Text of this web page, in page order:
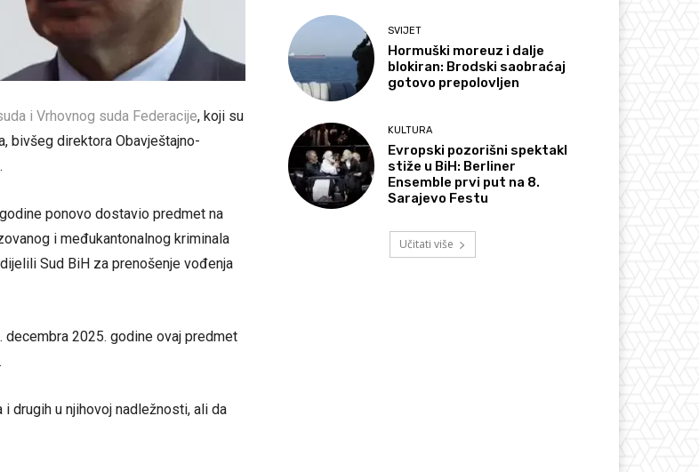
i Vrhovnog suda Federacije, koji su
bivšeg direktora Obavještajno-
ponovo dostavio predmet na
i međukantonalnog kriminala
Sud BiH za prenošenje vođenja
2025. godine ovaj predmet
drugih u njihovoj nadležnosti, ali da
SVIJET
Hormuški moreuz i dalje
blokiran: Brodski saobraćaj
gotovo prepolovljen
KULTURA
Evropski pozorišni spektakl
stiže u BiH: Berliner
Ensemble prvi put na 8.
Sarajevo Festu
Učitati više